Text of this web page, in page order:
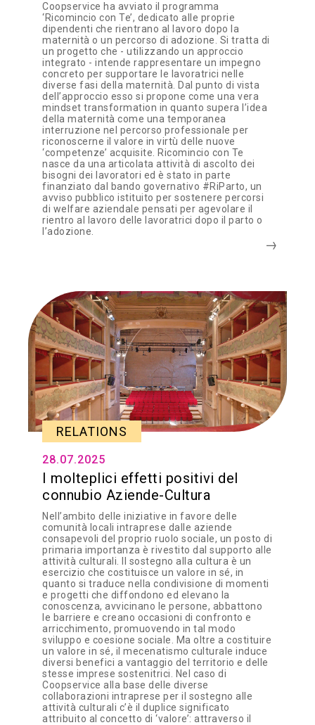
Coopservice ha avviato il programma
‘Ricomincio con Te’, dedicato alle proprie
dipendenti che rientrano al lavoro dopo la
maternità o un percorso di adozione. Si tratta di
un progetto che - utilizzando un approccio
integrato - intende rappresentare un impegno
concreto per supportare le lavoratrici nelle
diverse fasi della maternità. Dal punto di vista
dell’approccio esso si propone come una vera
mindset transformation in quanto supera l’idea
della maternità come una temporanea
interruzione nel percorso professionale per
riconoscerne il valore in virtù delle nuove
‘competenze’ acquisite. Ricomincio con Te
nasce da una articolata attività di ascolto dei
bisogni dei lavoratori ed è stato in parte
finanziato dal bando governativo #RiParto, un
avviso pubblico istituito per sostenere percorsi
di welfare aziendale pensati per agevolare il
rientro al lavoro delle lavoratrici dopo il parto o
l’adozione.
RELATIONS
28.07.2025
I molteplici effetti positivi del
connubio Aziende-Cultura
Nell’ambito delle iniziative in favore delle
comunità locali intraprese dalle aziende
consapevoli del proprio ruolo sociale, un posto di
primaria importanza è rivestito dal supporto alle
attività culturali. Il sostegno alla cultura è un
esercizio che costituisce un valore in sé, in
quanto si traduce nella condivisione di momenti
e progetti che diffondono ed elevano la
conoscenza, avvicinano le persone, abbattono
le barriere e creano occasioni di confronto e
arricchimento, promuovendo in tal modo
sviluppo e coesione sociale. Ma oltre a costituire
un valore in sé, il mecenatismo culturale induce
diversi benefici a vantaggio del territorio e delle
stesse imprese sostenitrici. Nel caso di
Coopservice alla base delle diverse
collaborazioni intraprese per il sostegno alle
attività culturali c’è il duplice significato
attribuito al concetto di ‘valore’: attraverso il